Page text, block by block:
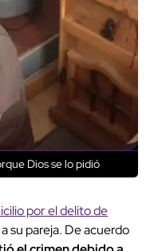
Dios se lo pidió
por el delito de
su pareja. De acuerdo